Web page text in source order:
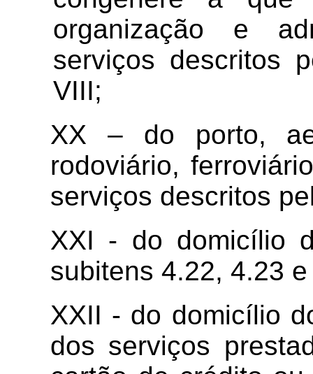
organização e
serviços descritos
VIII;
XX – do porto,
rodoviário,
serviços descritos
XXI - do domicílio
subitens 4.22, 4.23
XXII - do domicílio
dos serviços